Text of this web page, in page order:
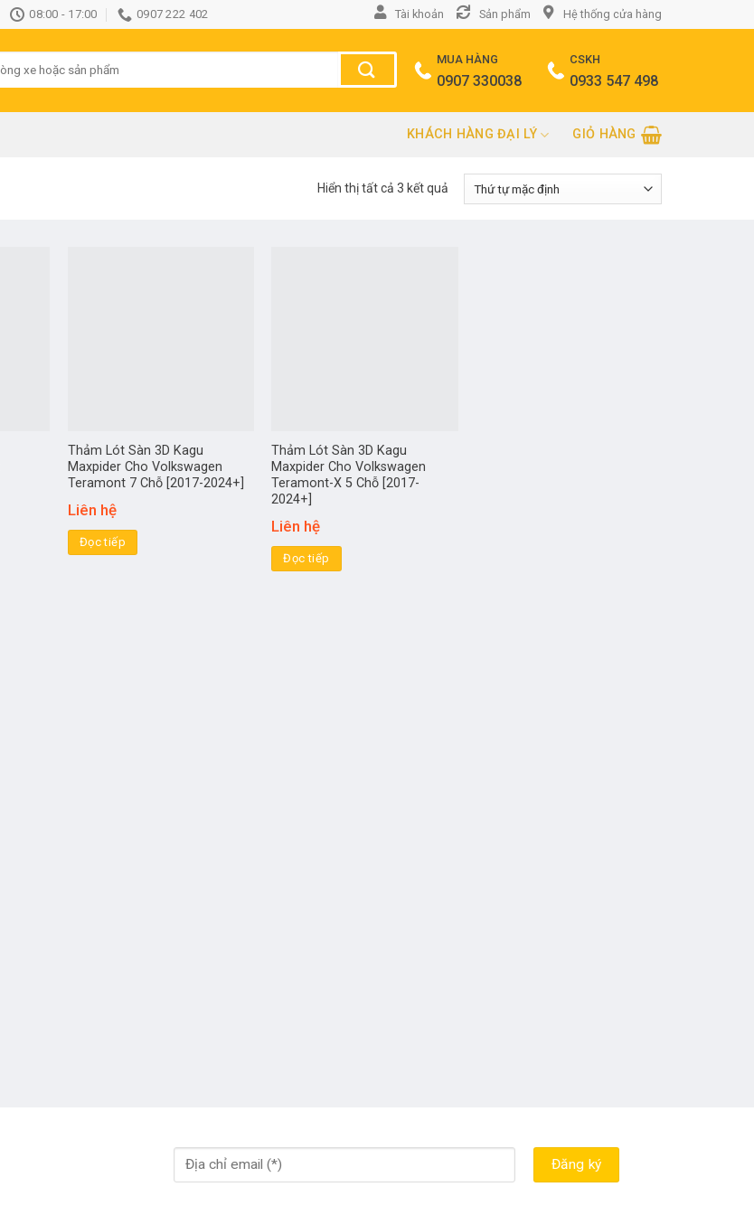
08:00 - 17:00 0907 222 402 Tài khoản Sản phẩm Hệ thống cửa hàng
MUA HÀNG
0907 330038
CSKH
0933 547 498
KHÁCH HÀNG ĐẠI LÝ GIỎ HÀNG
Hiển thị tất cả 3 kết quả
Thảm Lót Sàn 3D Kagu
Maxpider Cho Volkswagen
Teramont 7 Chỗ [2017-2024+]
Liên hệ
Đọc tiếp
Thảm Lót Sàn 3D Kagu
Maxpider Cho Volkswagen
Teramont-X 5 Chỗ [2017-
2024+]
Liên hệ
Đọc tiếp